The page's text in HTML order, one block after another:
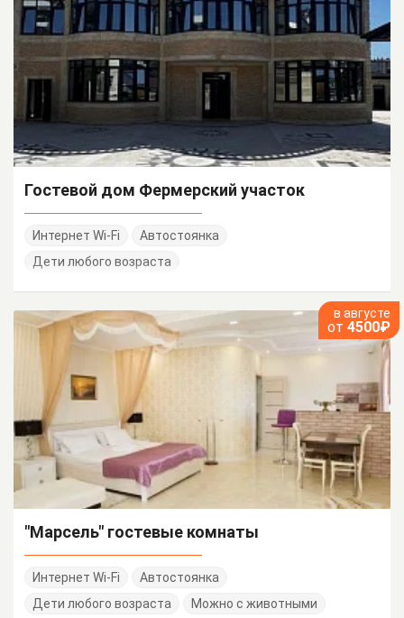
Гостевой дом Фермерский участок
Интернет Wi-Fi
Автостоянка
Дети любого возраста
в августе
от 4500₽
"Марсель" гостевые комнаты
Интернет Wi-Fi
Автостоянка
Дети любого возраста
Можно с животными